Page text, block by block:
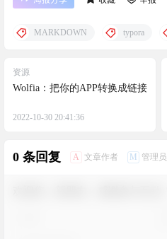
MARKDOWN typora
资源
Wolfia：把你的APP转换成链接
2022-10-30 20:41:36
0 条回复 A 文章作者 M 管理员